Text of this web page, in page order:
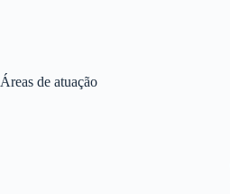
Áreas de atuação